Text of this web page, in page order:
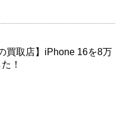
買取店】iPhone 16を8万
！